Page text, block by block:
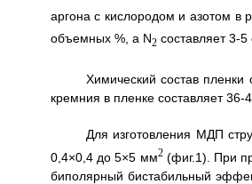
аргона с кислородом и азотом в
объемных %, а N2составляет 3-
Химический состав
кремния в пленке составляет 36-
Для изготовления МДП
0,4×0,4 до 5×5 мм2(фиг.1). При
биполярный бистабильный